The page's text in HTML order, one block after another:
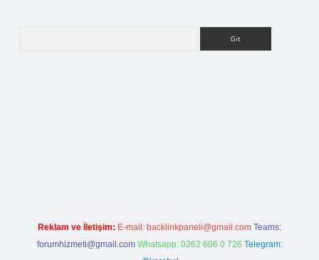
Reklam ve İletişim: E-mail: backlinkpaneli@gmail.com Teams:
forumhizmeti@gmail.com Whatsapp: 0262 606 0 726 Telegram: